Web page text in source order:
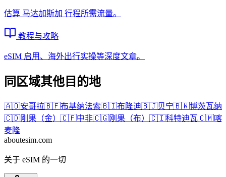
估算 马达加斯加 行程所需流量。
教程与攻略
eSIM 启用、海外出行实操等深度文章。
同区域其他目的地
🇦🇴安哥拉🇧🇫布基纳法索🇧🇮布隆迪🇧🇯贝宁🇧🇼博茨瓦纳
🇨🇩刚果（金） 🇨🇫中非🇨🇬刚果（布） 🇨🇮科特迪瓦🇨🇲喀
麦隆
aboutesim.com
关于 eSIM 的一切